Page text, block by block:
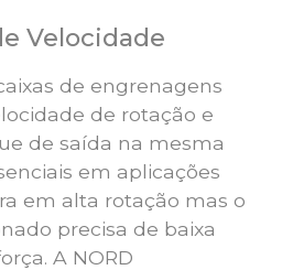
Velocidade
de engrenagens
de rotação e
de saída na mesma
em aplicações
em alta rotação mas o
precisa de baixa
A NORD